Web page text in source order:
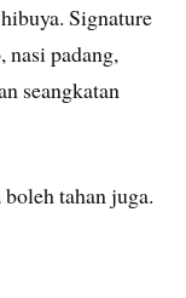
Signature
nasi padang,
seangkatan
tahan juga.